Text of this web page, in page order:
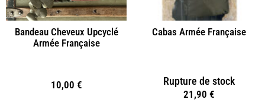
Bandeau Cheveux Upcyclé
Armée Française
10,00 €
Cabas Armée Française
Rupture de stock
21,90 €